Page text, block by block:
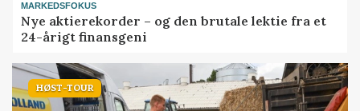
MARKEDSFOKUS
Nye aktierekorder – og den brutale lektie fra et
24-årigt finansgeni
HØST-TOUR